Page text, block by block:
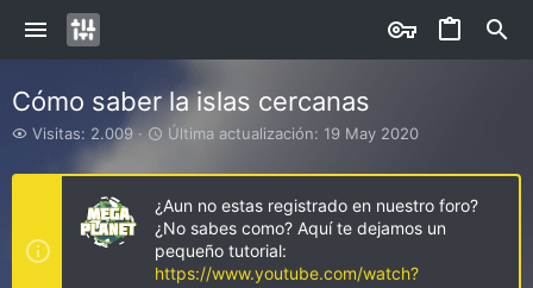
Cómo saber la islas cercanas
V
s
a
s
Visitas: 2.009
Ú
t
i
m
a
a
c
Última actualización: 19 May 2020
¿Aun no estas registrado en nuestro foro?
¿No sabes como? Aquí te dejamos un
pequeño tutorial:
https://www.youtube.com/watch?